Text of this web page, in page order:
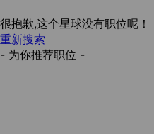
很抱歉,这个星球没有职位呢！
重新搜索
- 为你推荐职位 -